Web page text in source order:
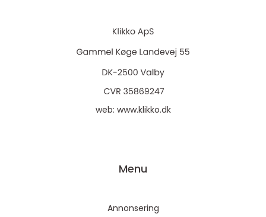
web: www.klikko.dk
Menu
Annonsering